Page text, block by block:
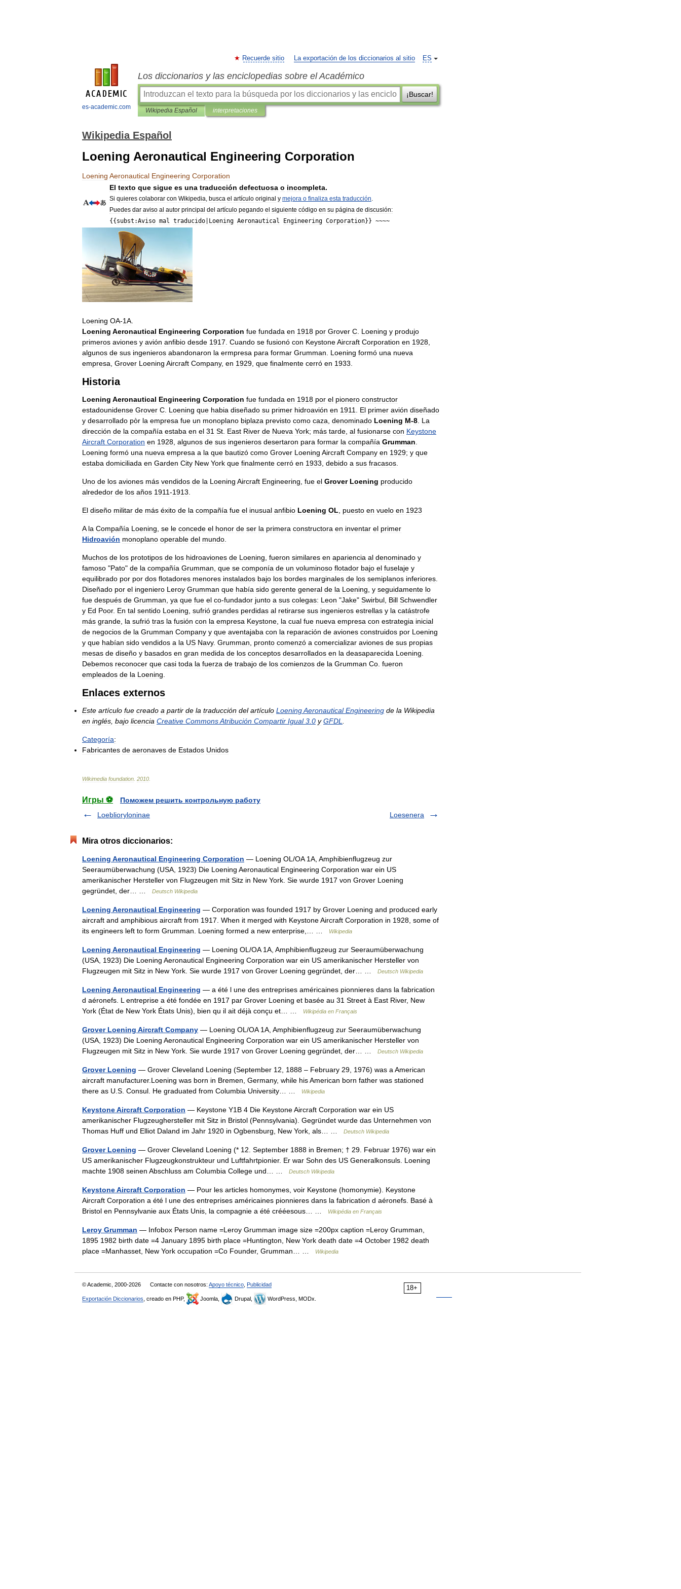
es-academic.com
ES
Recuerde sitio La exportación de los diccionarios al sitio
Los diccionarios y las enciclopedias sobre el Académico
¡Buscar!
Wikipedia Español interpretaciones
Wikipedia Español
Loening Aeronautical Engineering Corporation
Loening Aeronautical Engineering Corporation
El texto que sigue es una traducción defectuosa o incompleta.
Si quieres colaborar con Wikipedia, busca el artículo original y mejora o finaliza esta traducción.
Puedes dar aviso al autor principal del artículo pegando el siguiente código en su página de discusión:
{{ subst:Aviso mal traducido Loening Aeronautical Engineering Corporation}} ~~~~
Loening OA-1A.
Loening Aeronautical Engineering Corporation fue fundada en 1918 por Grover C. Loening y produjo
primeros aviones y avión anfibio desde 1917. Cuando se fusionó con KeystoneAircraft Corporation en 1928,
algunos de sus ingenieros abandonaron la ermpresa para formar Grumman. Loening formó una nueva
empresa, Grover Loening Aircraft Company, en 1929, que finalmente cerró en 1933.
Historia
Loening Aeronautical Engineering Corporation fue fundada en 1918 por el pionero constructor
estadounidense Grover C. Loening que habia diseñado su primer hidroavión en 1911. El primer avión diseñado
y desarrollado pòr la empresa fue un monoplano biplaza previsto como caza, denominado Loening M-8. La
dirección de la compañía estaba en el 31 St. East River de Nueva York; más tarde, al fusionarse con Keystone
Aircraft Corporation en 1928, algunos de sus ingenieros desertaron para formar la compañía Grumman.
Loening formó una nueva empresa a la que bautizó como Grover Loening Aircraft Company en 1929; y que
estaba domiciliada en Garden City New York que finalmente cerró en 1933, debido a sus fracasos.
Uno de los aviones más vendidos de la Loening Aircraft Engineering, fue el Grover Loening producido
alrededor de los años 1911-1913.
El diseño militar de más éxito de la compañía fue el inusual anfibio Loening OL, puesto en vuelo en 1923
A la Compañía Loening, se le concede el honor de ser la primera constructora en inventar el primer
Hidroavión monoplano operable del mundo.
Muchos de los prototipos de los hidroaviones de Loening, fueron similares en apariencia al denominado y
famoso "Pato" de la compañía Grumman, que se componía de un voluminoso flotador bajo el fuselaje y
equilibrado por por dos flotadores menores instalados bajo los bordes marginales de los semiplanos inferiores.
Diseñado por el ingeniero Leroy Grumman que había sido gerente general de la Loening, y seguidamente lo
fue después de Grumman, ya que fue el co-fundador junto a sus colegas: Leon "Jake" Swirbul, Bill Schwendler
y Ed Poor. En tal sentido Loening, sufrió grandes perdidas al retirarse sus ingenieros estrellas y la catástrofe
más grande, la sufrió tras la fusión con la empresa Keystone, la cual fue nueva empresa con estrategia inicial
de negocios de la Grumman Company y que aventajaba con la reparación de aviones construidos por Loening
y que habían sido vendidos a la US Navy. Grumman, pronto comenzó a comercializar aviones de sus propias
mesas de diseño y basados en gran medida de los conceptos desarrollados en la deasaparecida Loening.
Debemos reconocer que casi toda la fuerza de trabajo de los comienzos de la Grumman Co. fueron
empleados de la Loening.
Enlaces externos
Este artículo fue creado a partir de la traducción del artículo LoeningAeronautical Engineering de la Wikipedia
en inglés, bajo licencia Creative CommonsAtribución Compartir Igual 3.0 y GFDL.
Categoría:
Fabricantes de aeronaves de Estados Unidos
Wikimedia foundation 2010
Игры ⚽
Поможем решить контрольную работу
Loeblioryloninae
Loesenera
Mira otros diccionarios:
Loening Aeronautical Engineering Corporation — Loening OL/OA 1A, Amphibienflugzeug zur
Seeraumüberwachung (USA, 1923) Die Loening Aeronautical Engineering Corporation war ein US
amerikanischer Hersteller von Flugzeugen mit Sitz in New York. Sie wurde 1917 von Grover Loening
gegründet, der… …
Deutsch Wikipedia
Loening Aeronautical Engineering — Corporation was founded 1917 by Grover Loening and produced early
aircraft and amphibious aircraft from 1917. When it merged with Keystone Aircraft Corporation in 1928, some of
its engineers left to form Grumman. Loening formed a new enterprise,… …
Wikipedia
Loening Aeronautical Engineering — Loening OL/OA 1A, Amphibienflugzeug zur Seeraumüberwachung
(USA, 1923) Die Loening Aeronautical Engineering Corporation war ein US amerikanischer Hersteller von
Flugzeugen mit Sitz in New York. Sie wurde 1917 von Grover Loening gegründet, der… …
Deutsch Wikipedia
Loening Aeronautical Engineering — a été l une des entreprises américaines pionnieres dans la fabrication
d aéronefs. L entreprise a été fondée en 1917 par Grover Loening et basée au 31 Street à East River, New
York (État de New York États Unis), bien qu il ait déjà conçu et… …
Wikipédia en Français
Grover Loening Aircraft Company — Loening OL/OA 1A, Amphibienflugzeug zur Seeraumüberwachung
(USA, 1923) Die Loening Aeronautical Engineering Corporation war ein US amerikanischer Hersteller von
Flugzeugen mit Sitz in New York. Sie wurde 1917 von Grover Loening gegründet, der… …
Deutsch Wikipedia
Grover Loening — Grover Cleveland Loening (September 12, 1888 – February 29, 1976) was a American
aircraft manufacturer.Loening was born in Bremen, Germany, while his American born father was stationed
there as U.S. Consul. He graduated from Columbia University… …
Wikipedia
Keystone Aircraft Corporation — Keystone Y1B 4 Die Keystone Aircraft Corporation war ein US
amerikanischer Flugzeughersteller mit Sitz in Bristol (Pennsylvania). Gegründet wurde das Unternehmen von
Thomas Huff und Elliot Daland im Jahr 1920 in Ogbensburg, New York, als… …
Deutsch Wikipedia
Grover Loening — Grover Cleveland Loening (* 12. September 1888 in Bremen; † 29. Februar 1976) war ein
US amerikanischer Flugzeugkonstrukteur und Luftfahrtpionier. Er war Sohn des US Generalkonsuls. Loening
machte 1908 seinen Abschluss am Columbia College und… …
Deutsch Wikipedia
Keystone Aircraft Corporation — Pour les articles homonymes, voir Keystone (homonymie). Keystone
Aircraft Corporation a été l une des entreprises américaines pionnieres dans la fabrication d aéronefs. Basé à
Bristol en Pennsylvanie aux États Unis, la compagnie a été crééesous… …
Wikipédia en Français
Leroy Grumman — Infobox Person name =Leroy Grumman image size =200px caption =Leroy Grumman,
1895 1982 birth date =4 January 1895 birth place =Huntington, New York death date =4 October 1982 death
place =Manhasset, New York occupation =Co Founder, Grumman… …
Wikipedia
18+
© Academic, 2000-2026 Contacte con nosotros: Apoyo técnico Publicidad
Exportación Diccionarios , creado en PHP, Joomla, Drupal, WordPress, MODx.